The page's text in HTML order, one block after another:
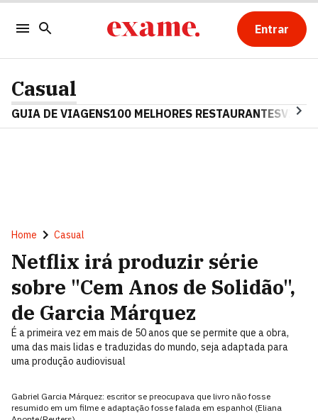
Entrar
Casual
GUIA DE VIAGENS100 MELHORES RESTAURANTES
Home Casual
Netflix irá produzir série
sobre "Cem Anos de Solidão",
de Garcia Márquez
É a primeira vez em mais de 50 anos que se permite que a obra,
uma das mais lidas e traduzidas do mundo, seja adaptada para
uma produção audiovisual
Gabriel Garcia Márquez: escritor se preocupava que livro não fosse
resumido em um filme e adaptação fosse falada em espanhol (Eliana